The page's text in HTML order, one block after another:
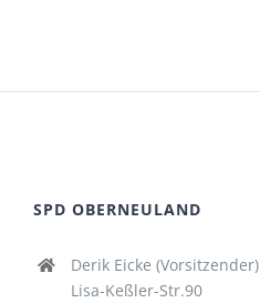
SPD OBERNEULAND
Derik Eicke (Vorsitzender)
Lisa-Keßler-Str.90